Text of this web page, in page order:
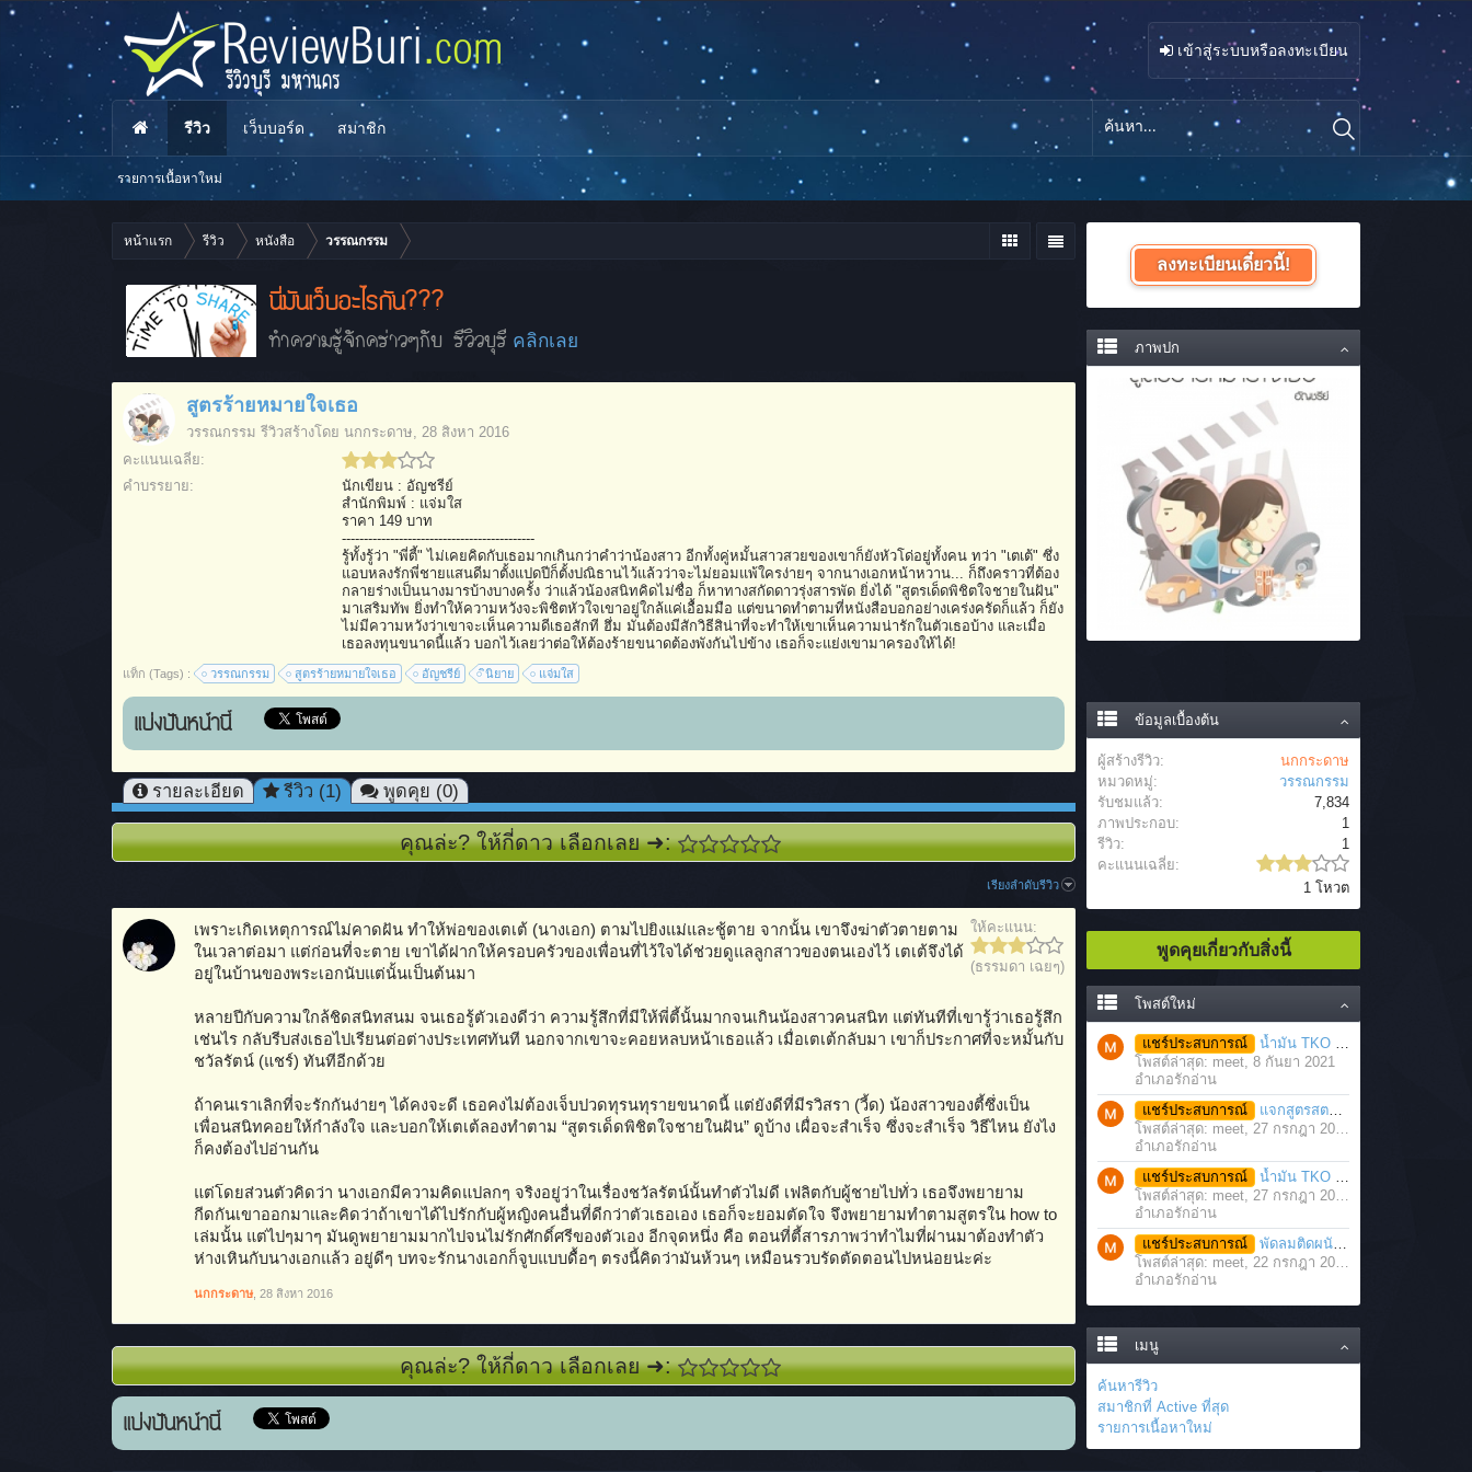
หน้าแรก รีวิว หนังสือ วรรณกรรม
นี่มันเว็บอะไรกัน???
ทำความรู้จักคร่าวๆกับ รีวิวบุรี คลิกเลย
สูตรร้ายหมายใจเธอ
วรรณกรรม รีวิวสร้างโดย นกกระดาษ, 28 สิงหา 2016
คะแนนเฉลี่ย:
คำบรรยาย:
นักเขียน : อัญชรีย์
สำนักพิมพ์ : แจ่มใส
ราคา 149 บาท
--------------------------------------------
รู้ทั้งรู้ว่า "พี่ตี้" ไม่เคยคิดกับเธอมากเกินกว่าคำว่าน้องสาว อีกทั้งคู่หมั้นสาวสวยของเขาก็ยังหัวโด่อยู่ทั้งคน ทว่า "เตเต้" ซึ่ง
แอบหลงรักพี่ชายแสนดีมาตั้งแปดปีก็ตั้งปณิธานไว้แล้วว่าจะไม่ยอมแพ้ใครง่ายๆ จากนางเอกหน้าหวาน... ก็ถึงคราวที่ต้อง
กลายร่างเป็นนางมารบ้างบางครั้ง ว่าแล้วน้องสนิทคิดไม่ซื่อ ก็หาทางสกัดดาวรุ่งสารพัด ยิ่งได้ "สูตรเด็ดพิชิตใจชายในฝัน"
มาเสริมทัพ ยิ่งทำให้ความหวังจะพิชิตหัวใจเขาอยู่ใกล้แค่เอื้อมมือ แต่ขนาดทำตามที่หนังสือบอกอย่างเคร่งครัดก็แล้ว ก็ยัง
ไม่มีความหวังว่าเขาจะเห็นความดีเธอสักที ฮึ่ม มันต้องมีสักวิธีสิน่าที่จะทำให้เขาเห็นความน่ารักในตัวเธอบ้าง และเมื่อ
เธอลงทุนขนาดนี้แล้ว บอกไว้เลยว่าต่อให้ต้องร้ายขนาดต้องพังกันไปข้าง เธอก็จะแย่งเขามาครองให้ได้!
แท็ก (Tags) : วรรณกรรม สูตรร้ายหมายใจเธอ อัญชรีย์ ินิยาย แจ่มใส
แบ่งปันหน้านี้
รายละเอียด รีวิว (1) พูดคุย (0)
คุณล่ะ? ให้กี่ดาว เลือกเลย ➜:
เรียงลำดับรีวิว
ให้คะแนน:
(ธรรมดา เฉยๆ)
เพราะเกิดเหตุการณ์ไม่คาดฝัน ทำให้พ่อของเตเต้ (นางเอก) ตามไปยิงแม่และชู้ตาย จากนั้น เขาจึงฆ่าตัวตายตาม
ในเวลาต่อมา แต่ก่อนที่จะตาย เขาได้ฝากให้ครอบครัวของเพื่อนที่ไว้ใจได้ช่วยดูแลลูกสาวของตนเองไว้ เตเต้จึงได้
อยู่ในบ้านของพระเอกนับแต่นั้นเป็นต้นมา
หลายปีกับความใกล้ชิดสนิทสนม จนเธอรู้ตัวเองดีว่า ความรู้สึกที่มีให้พี่ตี้นั้นมากจนเกินน้องสาวคนสนิท แต่ทันทีที่เขารู้ว่าเธอรู้สึก
เช่นไร กลับรีบส่งเธอไปเรียนต่อต่างประเทศทันที นอกจากเขาจะคอยหลบหน้าเธอแล้ว เมื่อเตเต้กลับมา เขาก็ประกาศที่จะหมั้นกับ
ชวัลรัตน์ (แชร์) ทันทีอีกด้วย
ถ้าคนเราเลิกที่จะรักกันง่ายๆ ได้คงจะดี เธอคงไม่ต้องเจ็บปวดทุรนทุรายขนาดนี้ แต่ยังดีที่มีรวิสรา (วี้ด) น้องสาวของตี้ซึ่งเป็น
เพื่อนสนิทคอยให้กำลังใจ และบอกให้เตเต้ลองทำตาม “สูตรเด็ดพิชิตใจชายในฝัน” ดูบ้าง เผื่อจะสำเร็จ ซึ่งจะสำเร็จ วิธีไหน ยังไง
ก็คงต้องไปอ่านกัน
แต่โดยส่วนตัวคิดว่า นางเอกมีความคิดแปลกๆ จริงอยู่ว่าในเรื่องชวัลรัตน์นั้นทำตัวไม่ดี เฟลิตกับผู้ชายไปทั่ว เธอจึงพยายาม
กีดกันเขาออกมาและคิดว่าถ้าเขาได้ไปรักกับผู้หญิงคนอื่นที่ดีกว่าตัวเธอเอง เธอก็จะยอมตัดใจ จึงพยายามทำตามสูตรใน how to
เล่มนั้น แต่ไปๆมาๆ มันดูพยายามมากไปจนไม่รักศักดิ์ศรีของตัวเอง อีกจุดหนึ่ง คือ ตอนที่ตี้สารภาพว่าทำไมที่ผ่านมาต้องทำตัว
ห่างเหินกับนางเอกแล้ว อยู่ดีๆ บทจะรักนางเอกก็จูบแบบดื้อๆ ตรงนี้คิดว่ามันห้วนๆ เหมือนรวบรัดตัดตอนไปหน่อยน่ะค่ะ
นกกระดาษ 28 สิงหา 2016
คุณล่ะ? ให้กี่ดาว เลือกเลย ➜:
แบ่งปันหน้านี้
ลงทะเบียนเดี๋ยวนี้!
ภาพปก
ข้อมูลเบื้องต้น
ผู้สร้างรีวิว:
นกกระดาษ
หมวดหมู่:
วรรณกรรม
รับชมแล้ว:
7,834
ภาพประกอบ:
1
รีวิว:
1
คะแนนเฉลี่ย:
1 โหวต
พูดคุยเกี่ยวกับสิ่งนี้
โพสต์ใหม่
แชร์ประสบการณ์
น้ำมัน TKO นวดคลายเส้นคลายกล้ามเนื้อ จากภาวะตึงหรือเคล็ด บาดเจ็บ ได้อย่างฉับพลัน
โพสต์ล่าสุด: meet, 8 กันยา 2021
อำเภอรักอ่าน
แชร์ประสบการณ์
แจกสูตรสตรอว์เบอร์รี่โยเกิร์ตสมูทตี้ ทำง่าย อร่อย แค่มีเครื่องปั่นน้ำผลไม้
โพสต์ล่าสุด: meet, 27 กรกฎา 2021
อำเภอรักอ่าน
แชร์ประสบการณ์
น้ำมัน TKO คลายเส้น คลายกล้ามเนื้อ บรรเทาอาการบาดเจ็บโดยฉับพลัน
โพสต์ล่าสุด: meet, 27 กรกฎา 2021
อำเภอรักอ่าน
แชร์ประสบการณ์
พัดลมติดผนัง มอเตอร์ประสิทธิภาพสูง ติดตั้งง่าย ประหยัดพื้นที่
โพสต์ล่าสุด: meet, 22 กรกฎา 2021
อำเภอรักอ่าน
เมนู
ค้นหารีวิว
สมาชิกที่ Active ที่สุด
รายการเนื้อหาใหม่
เข้าสู่ระบบหรือลงทะเบียน
รีวิว
รายการเนื้อหาใหม่
เว็บบอร์ด สมาชิก